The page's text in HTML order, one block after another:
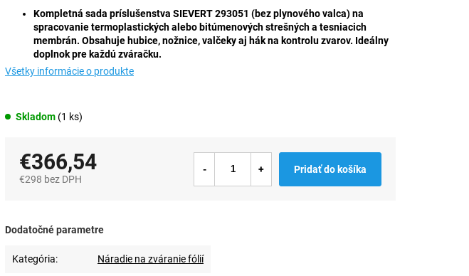
Skladom (1 ks)
Kompletná sada príslušenstva SIEVERT 293051 (bez plynového valca) na
spracovanie termoplastických alebo bitúmenových strešných a tesniacich
membrán. Obsahuje hubice, nožnice, valčeky aj hák na kontrolu zvarov. Ideálny
doplnok pre každú zváračku.
Všetky informácie o produkte
Dodatočné parametre
Kategória: Náradie na zváranie fólií
€366,54
€298 bez DPH
Pridať do košíka